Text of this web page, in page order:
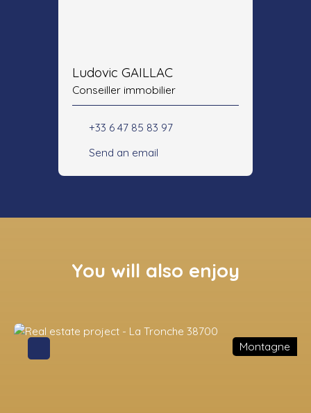
Ludovic GAILLAC
Conseiller immobilier
+33 6 47 85 83 97
Send an email
You will also enjoy
Montagne